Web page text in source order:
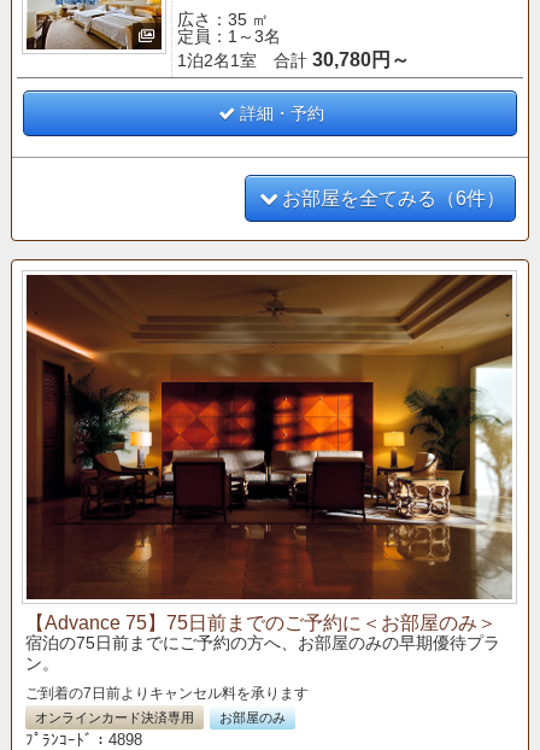
広さ：35 ㎡
定員：1～3名
1泊2名1室 合計 30,780円～
詳細・予約
お部屋を全てみる（6件）
【Advance 75】75日前までのご予約に＜お部屋のみ＞
宿泊の75日前までにご予約の方へ、お部屋のみの早期優待プラ
ン。
ご到着の7日前よりキャンセル料を承ります
オンラインカード決済専用 お部屋のみ
ﾌﾟﾗﾝｺｰﾄﾞ：4898